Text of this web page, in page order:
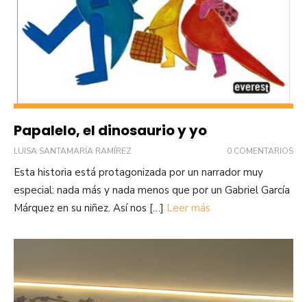
Papalelo, el dinosaurio y yo
LUISA SANTAMARÍA RAMÍREZ 0 COMENTARIOS
Esta historia está protagonizada por un narrador muy
especial: nada más y nada menos que por un Gabriel García
Márquez en su niñez. Así nos […] Leer más